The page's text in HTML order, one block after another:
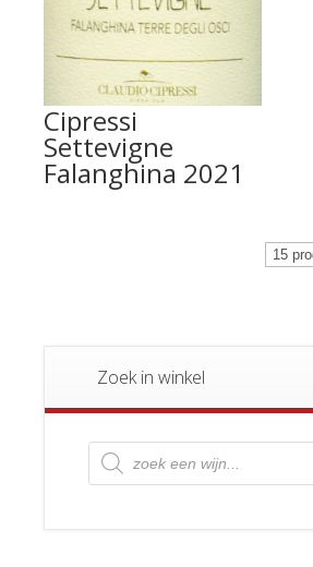
Cipressi
Settevigne
Falanghina 2021
Zoek in winkel
Producten
zoeken